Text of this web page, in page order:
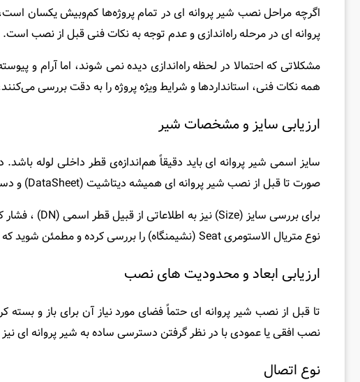
اگرچه مراحل نصب شیر پروانه ای در تمام پروژه‌ها کم‌وبیش یکسان
پروانه ای در مرحله راه‌اندازی و عدم توجه به نکات فنی قبل ‌از نصب است.
مشکلاتی که احتمالا در لحظه راه‌اندازی دیده نمی‌ شوند، اما آرام و
همه نکات فنی، استانداردها و شرایط ویژه پروژه را به دقت بررسی
ارزیابی سایز و مشخصات شیر
سایز اسمی شیر پروانه ای باید دقیقاً هم‌اندازه‌ی قطر داخلی لوله
صورت تا قبل‌ از نصب شیر پروانه ای همیشه دیتاشیت (DataSheet) و دستورالعمل نصب سازنده را مطالعه کنید.
نوع متریال الاستومری Seat (نشیمنگاه) را بررسی کرده و مطمئن شوید که از نظر دمایی، فشار کار و خصوصیات شیمیایی سیال با مشکل مواجه نمی‌شوید.
ارزیابی ابعاد و محدودیت‌ های نصب
تا قبل ‌از نصب شیر پروانه ای حتماً فضای مورد نیاز آن برای باز و
نصب افقی یا عمودی با در نظر گرفتن دسترسی ساده به شیر پروانه ای نیز
نوع اتصال